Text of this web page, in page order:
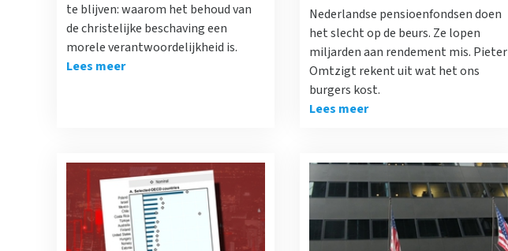
te blijven: waarom het behoud van
de christelijke beschaving een
morele verantwoordelijkheid is.
Lees meer
Nederlandse pensioenfondsen doen
het slecht op de beurs. Ze lopen
miljarden aan rendement mis. Pieter
Omtzigt rekent uit wat het ons
burgers kost.
Lees meer